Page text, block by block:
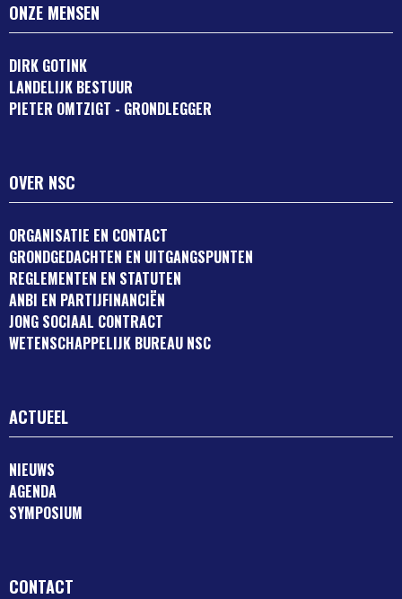
ONZE MENSEN
DIRK GOTINK
LANDELIJK BESTUUR
PIETER OMTZIGT - GRONDLEGGER
OVER NSC
ORGANISATIE EN CONTACT
GRONDGEDACHTEN EN UITGANGSPUNTEN
REGLEMENTEN EN STATUTEN
ANBI EN PARTIJFINANCIËN
JONG SOCIAAL CONTRACT
WETENSCHAPPELIJK BUREAU NSC
ACTUEEL
NIEUWS
AGENDA
SYMPOSIUM
CONTACT